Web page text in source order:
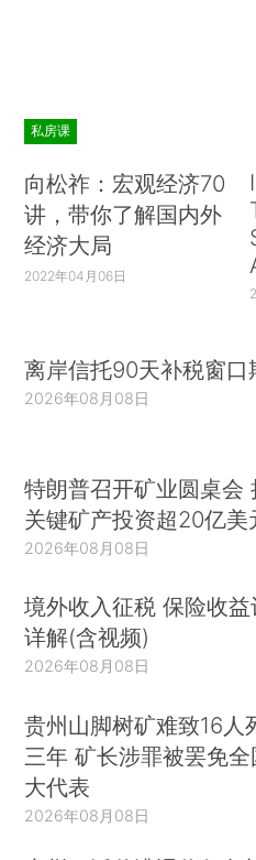
私房课
向松祚：宏观经济70
讲，带你了解国内外
经济大局
2022年04月06日
离岸信托90天补税窗口
2026年08月08日
特朗普召开矿业圆桌会
关键矿产投资超20亿美
2026年08月08日
境外收入征税 保险收益
详解(含视频)
2026年08月08日
贵州山脚树矿难致16人
三年 矿长涉罪被罢免全
大代表
2026年08月08日